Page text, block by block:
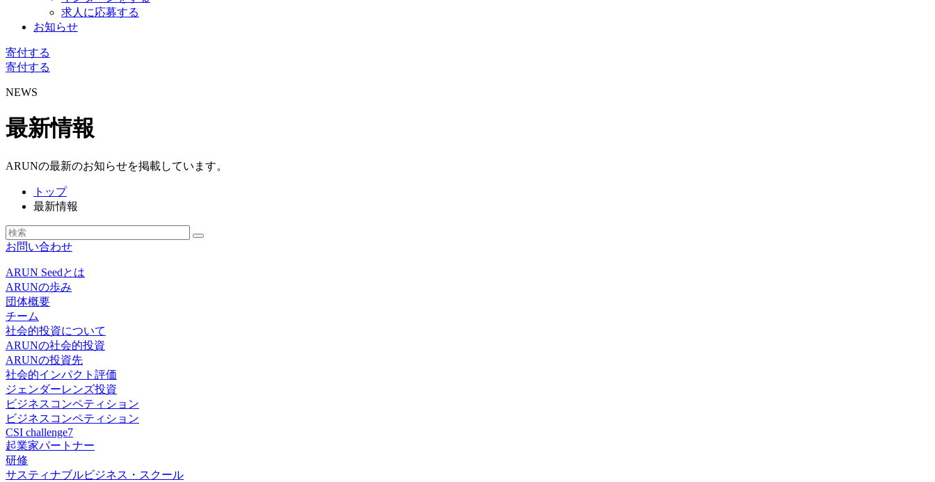
求人に応募する
お知らせ
寄付する
寄付する
NEWS
最新情報
ARUNの最新のお知らせを掲載しています。
トップ
最新情報
お問い合わせ
ARUN Seedとは
ARUNの歩み
団体概要
チーム
社会的投資について
ARUNの社会的投資
ARUNの投資先
社会的インパクト評価
ジェンダーレンズ投資
ビジネスコンペティション
ビジネスコンペティション
CSI challenge7
起業家パートナー
研修
サスティナブルビジネス・スクール